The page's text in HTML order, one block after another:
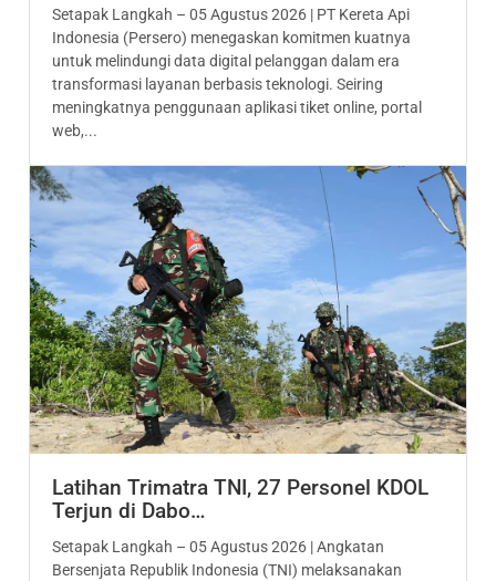
Setapak Langkah – 05 Agustus 2026 | PT Kereta Api
Indonesia (Persero) menegaskan komitmen kuatnya
untuk melindungi data digital pelanggan dalam era
transformasi layanan berbasis teknologi. Seiring
meningkatnya penggunaan aplikasi tiket online, portal
web,...
Latihan Trimatra TNI, 27 Personel KDOL
Terjun di Dabo…
Setapak Langkah – 05 Agustus 2026 | Angkatan
Bersenjata Republik Indonesia (TNI) melaksanakan